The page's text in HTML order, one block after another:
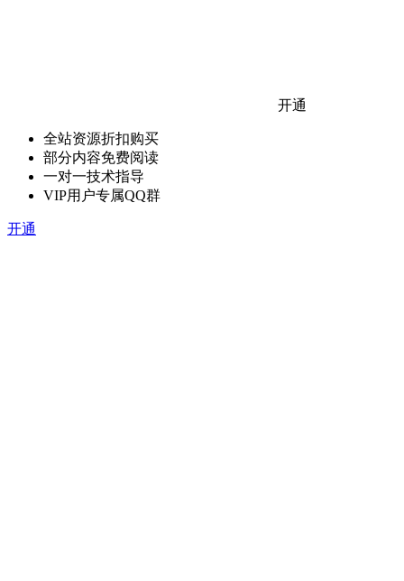
开通
全站资源折扣购买
部分内容免费阅读
一对一技术指导
VIP用户专属QQ群
开通